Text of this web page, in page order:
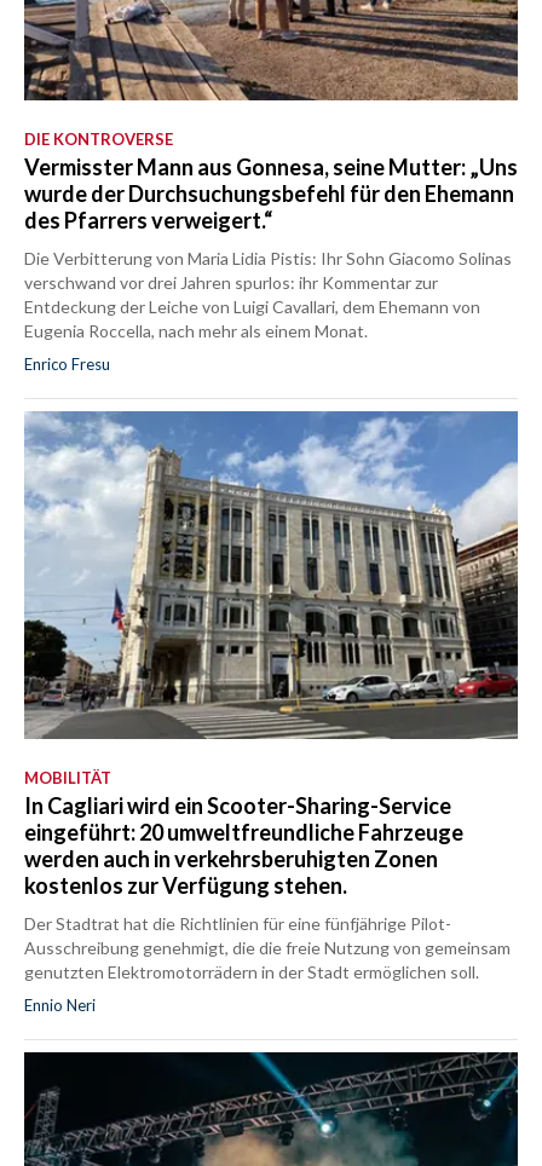
DIE KONTROVERSE
Vermisster Mann aus Gonnesa, seine Mutter: „Uns
wurde der Durchsuchungsbefehl für den Ehemann
des Pfarrers verweigert.“
Die Verbitterung von Maria Lidia Pistis: Ihr Sohn Giacomo Solinas
verschwand vor drei Jahren spurlos: ihr Kommentar zur
Entdeckung der Leiche von Luigi Cavallari, dem Ehemann von
Eugenia Roccella, nach mehr als einem Monat.
Enrico Fresu
MOBILITÄT
In Cagliari wird ein Scooter-Sharing-Service
eingeführt: 20 umweltfreundliche Fahrzeuge
werden auch in verkehrsberuhigten Zonen
kostenlos zur Verfügung stehen.
Der Stadtrat hat die Richtlinien für eine fünfjährige Pilot-
Ausschreibung genehmigt, die die freie Nutzung von gemeinsam
genutzten Elektromotorrädern in der Stadt ermöglichen soll.
Ennio Neri